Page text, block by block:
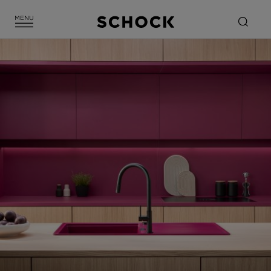
FILTER SCHLIESSEN
FARBTON
Braun
Gold
Grau